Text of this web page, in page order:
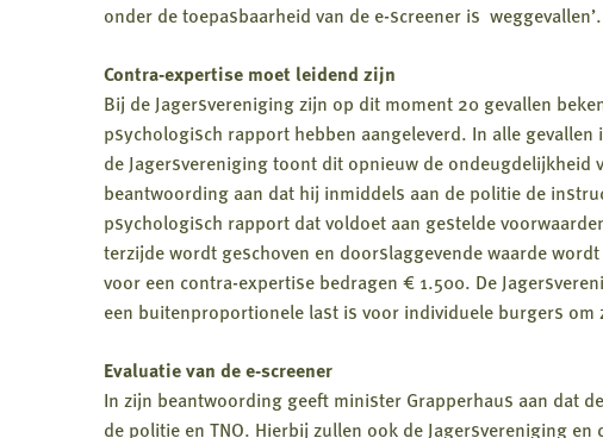
onder de toepasbaarheid van de e-screener is weggevallen’.
Contra-expertise moet leidend zijn
Bij de Jagersvereniging zijn op dit moment 20 gevallen
psychologisch rapport hebben aangeleverd. In alle
de Jagersvereniging toont dit opnieuw de ondeugdelijkheid
beantwoording aan dat hij inmiddels aan de politie de
psychologisch rapport dat voldoet aan gestelde
terzijde wordt geschoven en doorslaggevende waarde
voor een contra-expertise bedragen € 1.500. De
een buitenproportionele last is voor individuele burgers
Evaluatie van de e-screener
In zijn beantwoording geeft minister Grapperhaus aan dat
de politie en TNO. Hierbij zullen ook de Jagersvereniging